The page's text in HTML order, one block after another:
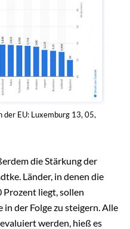
der EU: Luxemburg 13, 05,
die Stärkung der
Länder, in denen die
liegt, sollen
der Folge zu steigern. Alle
werden, hieß es